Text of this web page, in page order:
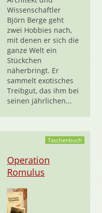
Wissenschaftler
Björn Berge geht
zwei Hobbies nach,
mit denen er sich die
ganze Welt ein
Stückchen
näherbringt. Er
sammelt exotisches
Treibgut, das ihm bei
seinen jährlichen...
Taschenbuch
Operation
Romulus